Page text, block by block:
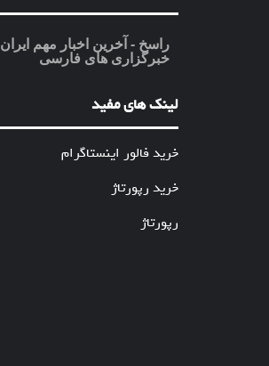
راسخ - آخرین اخبار مهم
خبرگزاری های فارسی
لینک های مفید
خرید فالور اینستاگرام
خرید رپورتاژ
رپورتاژ